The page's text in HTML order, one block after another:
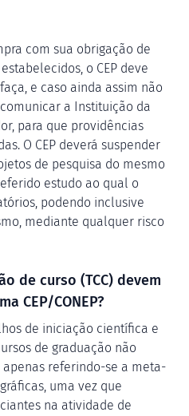
com sua obrigação de
o CEP deve
e caso ainda assim não
a Instituição da
para que providências
O CEP deverá suspender
de pesquisa do mesmo
estudo ao qual o
podendo inclusive
mediante qualquer risco
de curso (TCC) devem
CEP/CONEP?
de iniciação científica e
de graduação não
referindo-se a meta-
uma vez que
na atividade de